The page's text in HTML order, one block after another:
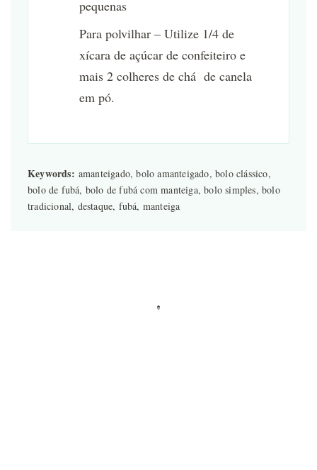
pequenas
Para polvilhar – Utilize 1/4 de
xícara de açúcar de confeiteiro e
mais 2 colheres de chá de canela
em pó.
Keywords: amanteigado, bolo amanteigado, bolo clássico,
bolo de fubá, bolo de fubá com manteiga, bolo simples, bolo
tradicional, destaque, fubá, manteiga